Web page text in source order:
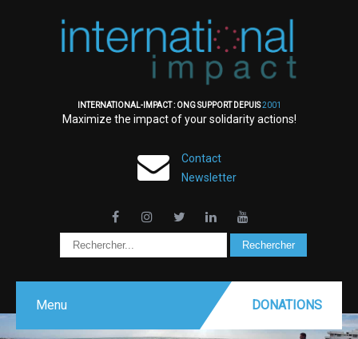
INTERNATIONAL-IMPACT : ONG SUPPORT DEPUIS2001
Maximize the impact of your solidarity actions!
Contact
Newsletter
Menu DONATIONS